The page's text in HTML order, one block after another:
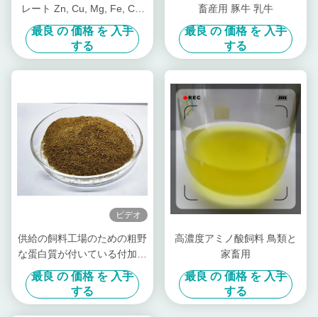
レート Zn, Cu, Mg, Fe, Co,
Se 形態
最良 の 価格 を 入手
する
畜産用 豚牛 乳牛
最良 の 価格 を 入手
する
ビデオ
供給の飼料工場のための粗野
な蛋白質が付いている付加的
なキレート環を作られた
Proteinate亜鉛Znの粉
最良 の 価格 を 入手
する
高濃度アミノ酸飼料 鳥類と
家畜用
最良 の 価格 を 入手
する